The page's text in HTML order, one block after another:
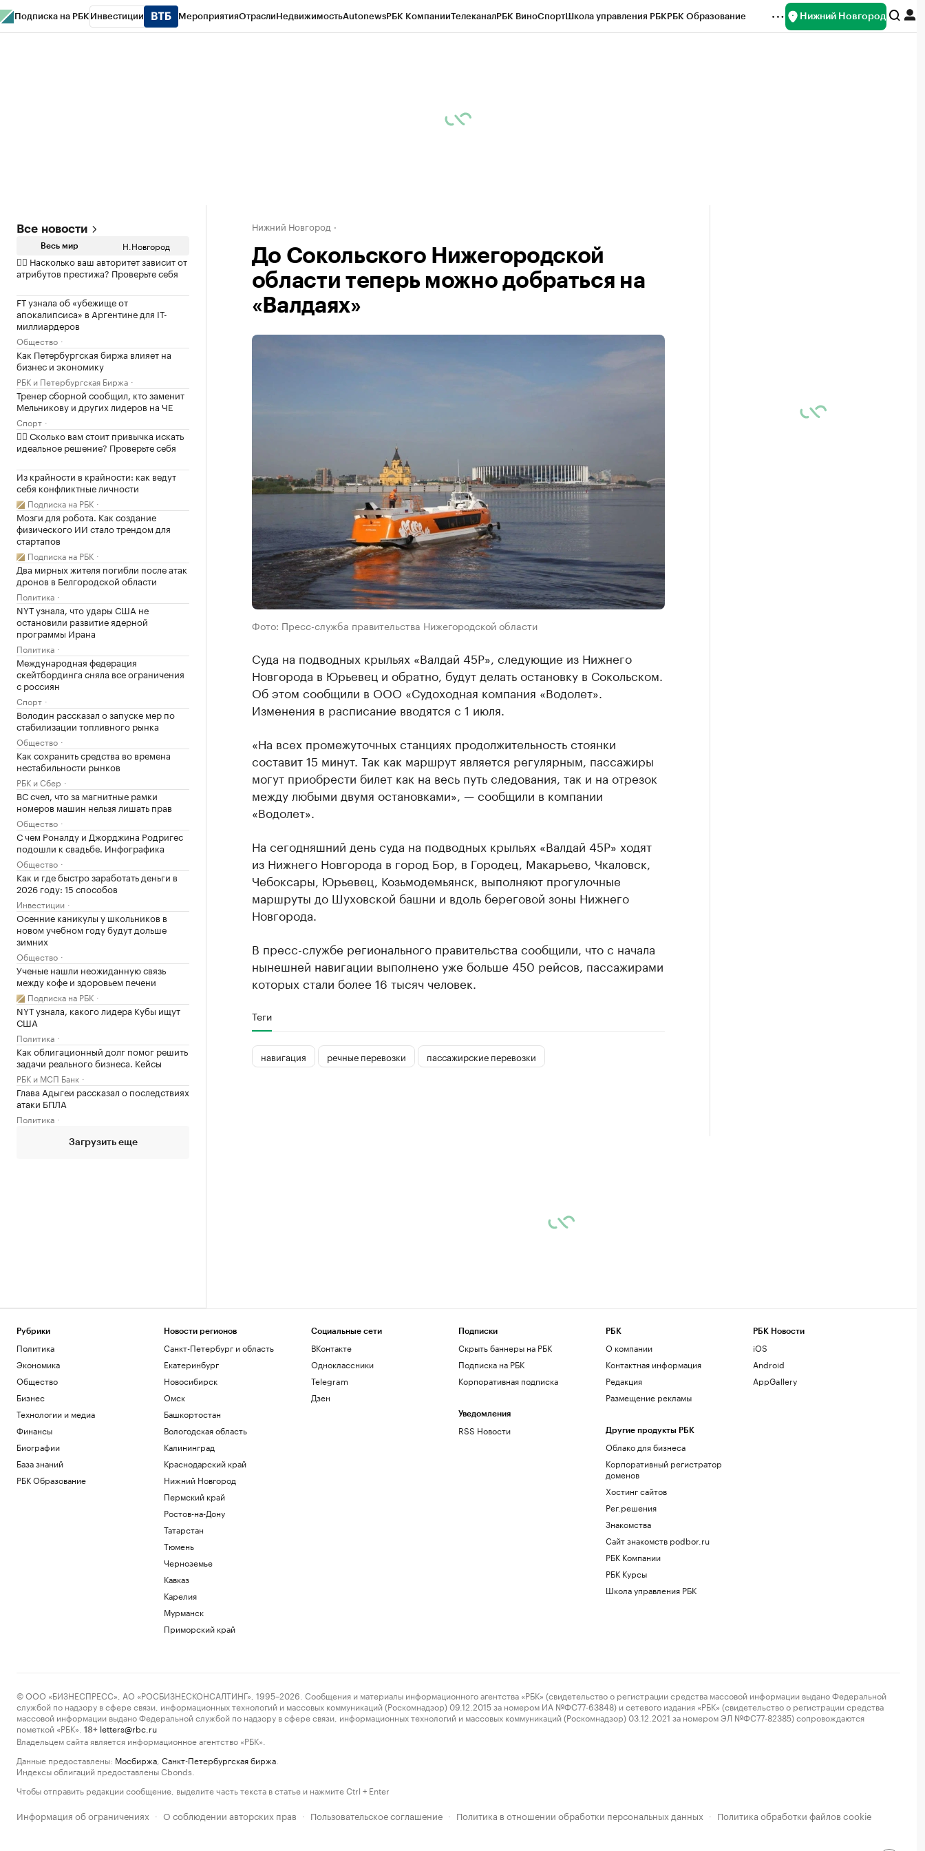
Подписка на РБК Инвестиции МероприятияОтраслиНедвижимостьAutonewsРБК КомпанииТелеканалРБК ВиноСпортШкола управления РБКРБК Образование Нижний Новгород
Все новости
Весь мир Н.Новгород
✍🏻 Насколько ваш авторитет зависит от
атрибутов престижа? Проверьте себя
FT узнала об «убежище от
апокалипсиса» в Аргентине для IT-
миллиардеров
Общество
Как Петербургская биржа влияет на
бизнес и экономику
РБК и Петербургская Биржа
Тренер сборной сообщил, кто заменит
Мельникову и других лидеров на ЧЕ
Спорт
✍🏻 Сколько вам стоит привычка искать
идеальное решение? Проверьте себя
Из крайности в крайности: как ведут
себя конфликтные личности
Подписка на РБК
Мозги для робота. Как создание
физического ИИ стало трендом для
стартапов
Подписка на РБК
Два мирных жителя погибли после атак
дронов в Белгородской области
Политика
NYT узнала, что удары США не
остановили развитие ядерной
программы Ирана
Политика
Международная федерация
скейтбординга сняла все ограничения
с россиян
Спорт
Володин рассказал о запуске мер по
стабилизации топливного рынка
Общество
Как сохранить средства во времена
нестабильности рынков
РБК и Сбер
ВС счел, что за магнитные рамки
номеров машин нельзя лишать прав
Общество
С чем Роналду и Джорджина Родригес
подошли к свадьбе. Инфографика
Общество
Как и где быстро заработать деньги в
2026 году: 15 способов
Инвестиции
Осенние каникулы у школьников в
новом учебном году будут дольше
зимних
Общество
Ученые нашли неожиданную связь
между кофе и здоровьем печени
Подписка на РБК
NYT узнала, какого лидера Кубы ищут
США
Политика
Как облигационный долг помог решить
задачи реального бизнеса. Кейсы
РБК и МСП Банк
Глава Адыгеи рассказал о последствиях
атаки БПЛА
Политика
Загрузить еще
Нижний Новгород
До Сокольского Нижегородской
области теперь можно добраться на
«Валдаях»
Фото: Пресс-служба правительства Нижегородской области
Суда на подводных крыльях «Валдай 45Р», следующие из Нижнего
Новгорода в Юрьевец и обратно, будут делать остановку в Сокольском.
Об этом сообщили в ООО «Судоходная компания «Водолет».
Изменения в расписание вводятся с 1 июля.
«На всех промежуточных станциях продолжительность стоянки
составит 15 минут. Так как маршрут является регулярным, пассажиры
могут приобрести билет как на весь путь следования, так и на отрезок
между любыми двумя остановками», — сообщили в компании
«Водолет».
На сегодняшний день суда на подводных крыльях «Валдай 45Р» ходят
из Нижнего Новгорода в город Бор, в Городец, Макарьево, Чкаловск,
Чебоксары, Юрьевец, Козьмодемьянск, выполняют прогулочные
маршруты до Шуховской башни и вдоль береговой зоны Нижнего
Новгорода.
В пресс-службе регионального правительства сообщили, что с начала
нынешней навигации выполнено уже больше 450 рейсов, пассажирами
которых стали более 16 тысяч человек.
Теги
навигация речные перевозки пассажирские перевозки
Рубрики
Политика
Экономика
Общество
Бизнес
Технологии и медиа
Финансы
Биографии
База знаний
РБК Образование
Новости регионов
Санкт-Петербург и область
Екатеринбург
Новосибирск
Омск
Башкортостан
Вологодская область
Калининград
Краснодарский край
Нижний Новгород
Пермский край
Ростов-на-Дону
Татарстан
Тюмень
Черноземье
Кавказ
Карелия
Мурманск
Приморский край
Социальные сети
ВКонтакте
Одноклассники
Telegram
Дзен
Подписки
Скрыть баннеры на РБК
Подписка на РБК
Корпоративная подписка
Уведомления
RSS Новости
РБК
О компании
Контактная информация
Редакция
Размещение рекламы
Другие продукты РБК
Облако для бизнеса
Корпоративный регистратор
доменов
Хостинг сайтов
Рег.решения
Знакомства
Сайт знакомств podbor.ru
РБК Компании
РБК Курсы
Школа управления РБК
РБК Новости
iOS
Android
AppGallery
© ООО «БИЗНЕСПРЕСС», АО «РОСБИЗНЕСКОНСАЛТИНГ», 1995–2026. Сообщения и материалы информационного агентства «РБК» (свидетельство о регистрации средства массовой информации выдано Федеральной
службой по надзору в сфере связи, информационных технологий и массовых коммуникаций (Роскомнадзор) 09.12.2015 за номером ИА №ФС77-63848) и сетевого издания «РБК» (свидетельство о регистрации средства
массовой информации выдано Федеральной службой по надзору в сфере связи, информационных технологий и массовых коммуникаций (Роскомнадзор) 03.12.2021 за номером ЭЛ №ФС77-82385) сопровождаются
пометкой «РБК».
18+ letters@rbc.ru
Владельцем сайта является информационное агентство «РБК».
Данные предоставлены: Мосбиржа Санкт-Петербургская биржа
Индексы облигаций предоставлены Cbonds.
Чтобы отправить редакции сообщение, выделите часть текста в статье и нажмите Ctrl + Enter
Информация об ограничениях · О соблюдении авторских прав · Пользовательское соглашение · Политика в отношении обработки персональных данных · Политика обработки файлов cookie